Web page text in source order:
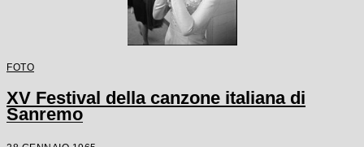
FOTO
XV Festival della canzone italiana di
Sanremo